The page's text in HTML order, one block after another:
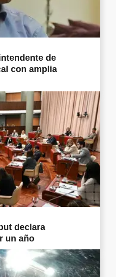
de
con amplia
declara
un año